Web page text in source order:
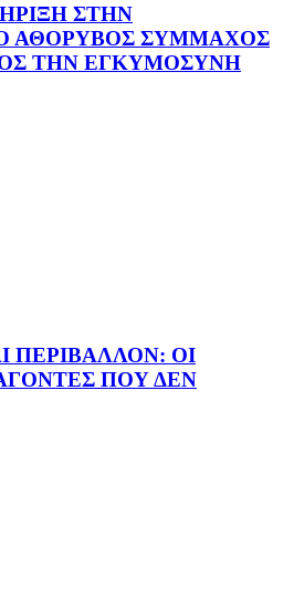
ΣΤΗΝ
ΑΘΟΡΥΒΟΣ ΣΥΜΜΑΧΟΣ
ΤΗΝ ΕΓΚΥΜΟΣΥΝΗ
ΠΕΡΙΒΑΛΛΟΝ: ΟΙ
ΠΟΥ ΔΕΝ